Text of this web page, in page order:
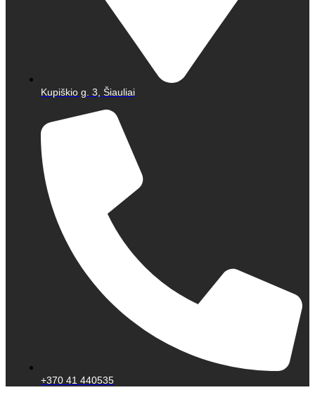
Kupiškio g. 3, Šiauliai
+370 41 440535